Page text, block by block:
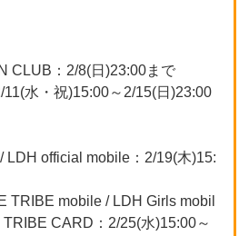
CLUB：2/8(日)23:00まで
11(水・祝)15:00～2/15(日)23:00
LDH official mobile：2/19(木)15:
TRIBE mobile / LDH Girls mobil
CARD：2/25(水)15:00～